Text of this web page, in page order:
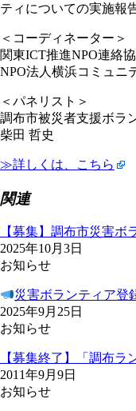
ティについての実施報
＜コーディネーター＞
関東ICT推進NPO連絡
NPO法人横浜コミュ
＜パネリスト＞
調布市被災者支援ボラ
柴田 哲史
≫詳しくは、こちら
関連
【募集】調布市災害
2025年10月3日
お知らせ
災害ボランティア登
2025年9月25日
お知らせ
【募集終了】「調布ラ
2011年9月9日
お知らせ